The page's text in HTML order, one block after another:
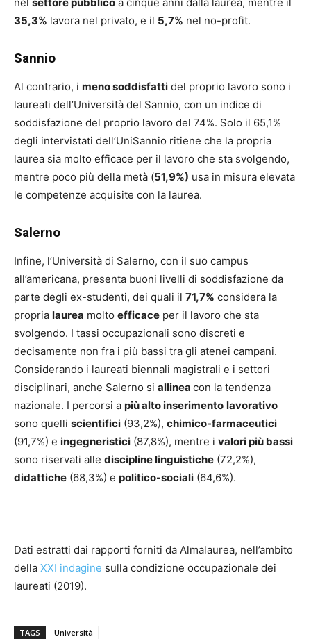
35,3% lavora nel privato, e il 5,7% nel no-profit.
Sannio
Al contrario, i meno soddisfatti del proprio lavoro sono i
laureati dell’Università del Sannio, con un indice di
soddisfazione del proprio lavoro del 74%. Solo il 65,1%
degli intervistati dell’UniSannio ritiene che la propria
laurea sia molto efficace per il lavoro che sta svolgendo,
mentre poco più della metà (51,9%) usa in misura elevata
le competenze acquisite con la laurea.
Salerno
Infine, l’Università di Salerno, con il suo campus
all’americana, presenta buoni livelli di soddisfazione da
parte degli ex-studenti, dei quali il 71,7% considera la
propria laurea molto efficace per il lavoro che sta
svolgendo. I tassi occupazionali sono discreti e
decisamente non fra i più bassi tra gli atenei campani.
Considerando i laureati biennali magistrali e i settori
disciplinari, anche Salerno si allinea con la tendenza
nazionale. I percorsi a più alto inserimento lavorativo
sono quelli scientifici (93,2%), chimico-farmaceutici
(91,7%) e ingegneristici (87,8%), mentre i valori più bassi
sono riservati alle discipline linguistiche (72,2%),
didattiche (68,3%) e politico-sociali (64,6%).
Dati estratti dai rapporti forniti da Almalaurea, nell’ambito
della XXI indagine sulla condizione occupazionale dei
laureati (2019).
TAGS Università